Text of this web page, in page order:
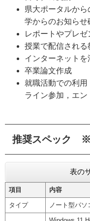
県大ポータルか
学からのお知らせ
レポートやプレ
授業で配信される
インターネット
卒業論文作成
就職活動での利
ライン参加，エン
推奨スペック ※
表の
項目 内容
タイプ ノート型パソ